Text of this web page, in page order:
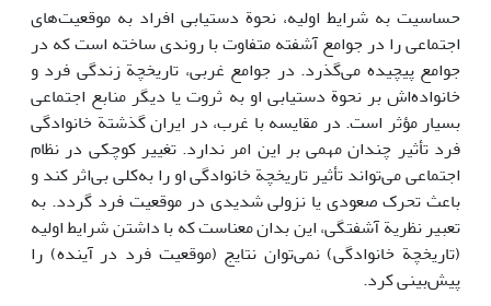
حساسیت به شرایط اولیه، نحوة دستیابی افراد به موقعیت‌های
اجتماعی را در جوامع آشفته متفاوت با روندی ساخته است که در
جوامع پیچیده می‌گذرد. در جوامع غربی، تاریخچة زندگی فرد و
خانواده‌اش بر نحوة دستیابی او به ثروت یا دیگر منابع اجتماعی
بسیار مؤثر است. در مقایسه با غرب، در ایران گذشتة خانوادگی
فرد تأثیر چندان مهمی بر این امر ندارد. تغییر کوچکی در نظام
اجتماعی می‌تواند تأثیر تاریخچة خانوادگی او را به‌کلی بی‌اثر کند و
باعث تحرک صعودی یا نزولی شدیدی در موقعیت فرد گردد. به
تعبیر نظریة آشفتگی، این بدان معناست که با داشتن شرایط اولیه
(تاریخچة خانوادگی) نمی‌توان نتایج (موقعیت فرد در آینده) را
پیش‌بینی کرد.